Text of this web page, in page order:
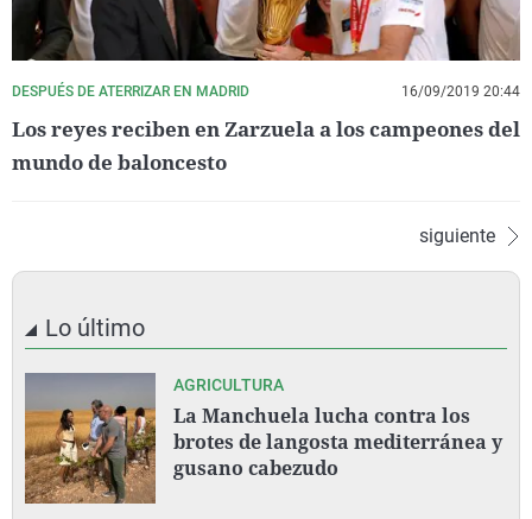
DESPUÉS DE ATERRIZAR EN MADRID 16/09/2019 20:44
Los reyes reciben en Zarzuela a los campeones del
mundo de baloncesto
siguiente
Lo último
AGRICULTURA
La Manchuela lucha contra los
brotes de langosta mediterránea y
gusano cabezudo